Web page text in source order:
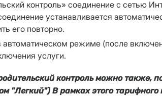
контроль» соединение с
устанавливается
его повторно.
автоматическом режиме (после
услуги.
контроль можно
"Легкий") В рамках этого